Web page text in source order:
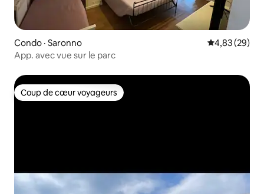
Condo · Saronno Note
4,83 (29)
App. avec vue sur le parc
Coup de cœur voyageurs
Coup de cœur voyageurs